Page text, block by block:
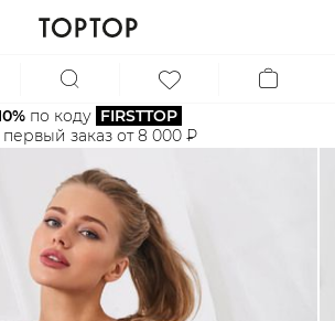
по коду FIRSTTOP
заказ от 8 000 ₽